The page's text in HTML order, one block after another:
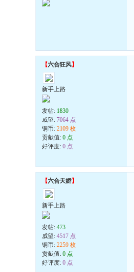
【六合狂风】
新手上路
发帖: 1830
威望: 7064 点
铜币: 2109 枚
贡献值: 0 点
好评度: 0 点
【六合天娇】
新手上路
发帖: 473
威望: 4517 点
铜币: 2259 枚
贡献值: 0 点
好评度: 0 点